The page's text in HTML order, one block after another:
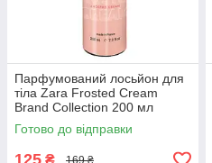
Парфумований лосьйон для
тіла Zara Frosted Cream
Brand Collection 200 мл
Готово до відправки
169 ₴